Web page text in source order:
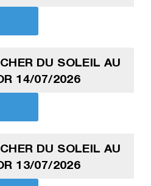
DU SOLEIL AU
14/07/2026
DU SOLEIL AU
13/07/2026